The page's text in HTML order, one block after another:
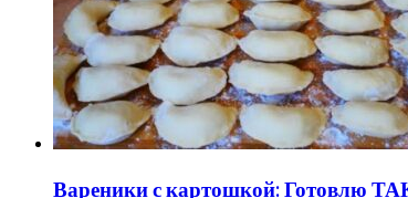
Вареники с картошкой: Готовлю